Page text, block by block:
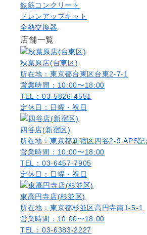
鉄筋コンクリート
ドレンアップキット
全熱交換器
店舗一覧
秋葉原店(台東区)
所在地：東京都台東区台東2-7-1
営業時間：10:00〜18:00
TEL：03-5826-4551
定休日：日曜・祝日
四谷店(新宿区)
所在地：東京都新宿区四谷2-9 APS記
営業時間：10:00〜18:00
TEL：03-6457-7905
定休日：日曜・祝日
東高円寺店(杉並区)
所在地：東京都杉並区高円寺南1-5-1
営業時間：10:00〜18:00
TEL：03-6383-2227